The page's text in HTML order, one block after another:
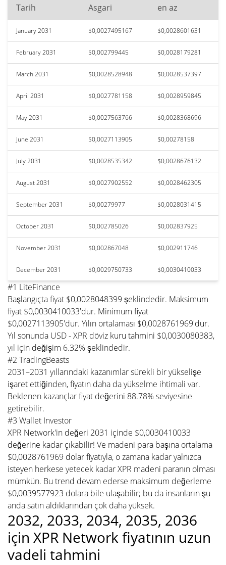
Tarih Asgari en az
January 2031 $0,0027495167 $0,0028601631
February 2031 $0,002799445 $0,0028179281
March 2031 $0,0028528948 $0,0028537397
April 2031 $0,0027781158 $0,0028959845
May 2031 $0,0027563766 $0,0028368696
June 2031 $0,0027113905 $0,00278158
July 2031 $0,0028535342 $0,0028676132
August 2031 $0,0027902552 $0,0028462305
September 2031 $0,00279977 $0,0028031415
October 2031 $0,002785026 $0,002837925
November 2031 $0,002867048 $0,002911746
December 2031 $0,0029750733 $0,0030410033
#1 LiteFinance
Başlangıçta fiyat $0,0028048399 şeklindedir. Maksimum
fiyat $0,0030410033'dur. Minimum fiyat
$0,0027113905'dur. Yılın ortalaması $0,0028761969'dur.
Yıl sonunda USD - XPR döviz kuru tahmini $0,0030080383,
yıl için değişim 6.32% şeklindedir.
#2 TradingBeasts
2031–2031 yıllarındaki kazanımlar sürekli bir yükselişe
işaret ettiğinden, fiyatın daha da yükselme ihtimali var.
Beklenen kazançlar fiyat değerini 88.78% seviyesine
getirebilir.
#3 Wallet Investor
XPR Network'in değeri 2031 içinde $0,0030410033
değerine kadar çıkabilir! Ve madeni para başına ortalama
$0,0028761969 dolar fiyatıyla, o zamana kadar yalnızca
isteyen herkese yetecek kadar XPR madeni paranın olması
mümkün. Bu trend devam ederse maksimum değerleme
$0,0039577923 dolara bile ulaşabilir; bu da insanların şu
anda satın aldıklarından çok daha yüksek.
2032, 2033, 2034, 2035, 2036
için XPR Network fiyatının uzun
vadeli tahmini